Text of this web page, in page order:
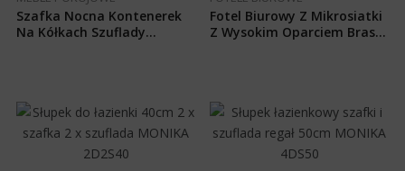
Szafka Nocna Kontenerek
Na Kółkach Szuflady
Fotel Biurowy Z Mikrosiatki
Z Wysokim Oparciem Brass